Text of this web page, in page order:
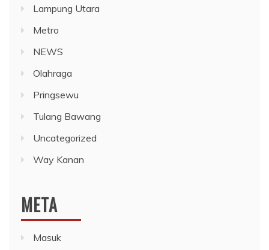
Lampung Utara
Metro
NEWS
Olahraga
Pringsewu
Tulang Bawang
Uncategorized
Way Kanan
META
Masuk